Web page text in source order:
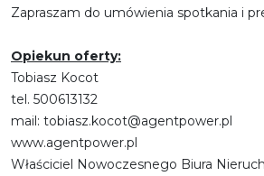
Zapraszam do umówienia spotkania i
Opiekun oferty:
Tobiasz Kocot
tel. 500613132
mail: tobiasz.kocot@agentpower.pl
www.agentpower.pl
Właściciel Nowoczesnego Biura